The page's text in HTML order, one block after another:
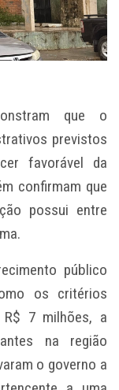
que o
previstos
favorável da
confirmam que
possui entre
público
os critérios
7 milhões, a
na região
o governo a